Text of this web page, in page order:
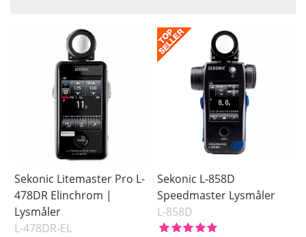
På lager
Ikke på lager
Sekonic Litemaster Pro L-
478DR Elinchrom |
Lysmåler
L-478DR-EL
Sekonic L-858D
Speedmaster Lysmåler
L-858D